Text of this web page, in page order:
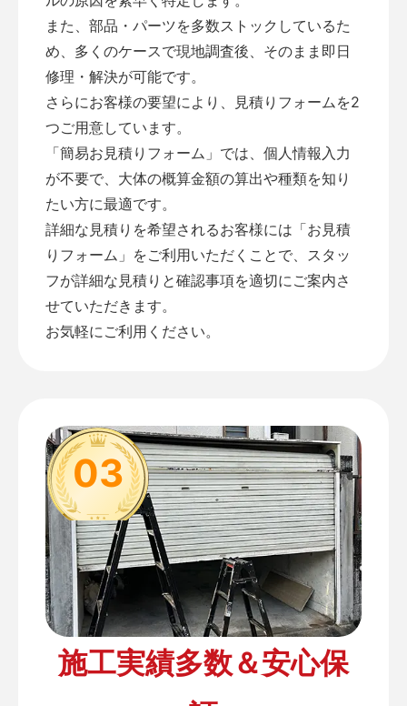
また、部品・パーツを多数ストックしているた
め、多くのケースで現地調査後、そのまま即日
修理・解決が可能です。
さらにお客様の要望により、見積りフォームを2
つご用意しています。
「簡易お見積りフォーム 」では、個人情報入力
が不要で、大体の概算金額の算出や種類を知り
たい方に最適です。
詳細な見積りを希望されるお客様には「お見積
りフォーム 」をご利用いただくことで、スタッ
フが詳細な見積りと確認事項を適切にご案内さ
せていただきます。
お気軽にご利用ください。
03
施工実績多数＆安心保